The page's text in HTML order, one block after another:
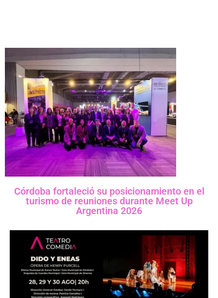
Córdoba fortaleció su posicionamiento en el
turismo de reuniones durante Meet Up
Argentina 2026